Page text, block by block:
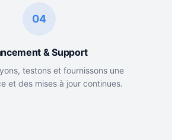
04
& Support
testons et fournissons une
et des mises à jour continues.